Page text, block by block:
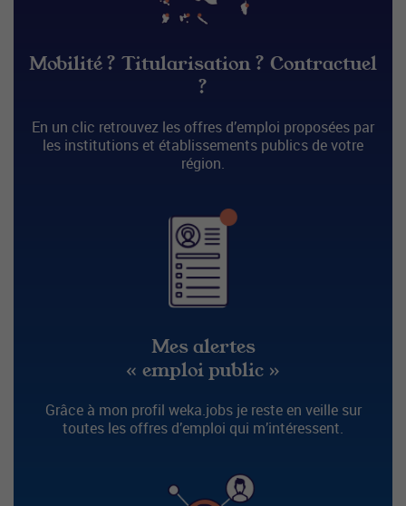
Mobilité ? Titularisation ? Contractuel
?
En un clic retrouvez les offres d’emploi proposées par
les institutions et établissements publics de votre
région.
Mes alertes
« emploi public »
Grâce à mon profil weka.jobs je reste en veille sur
toutes les offres d’emploi qui m’intéressent.